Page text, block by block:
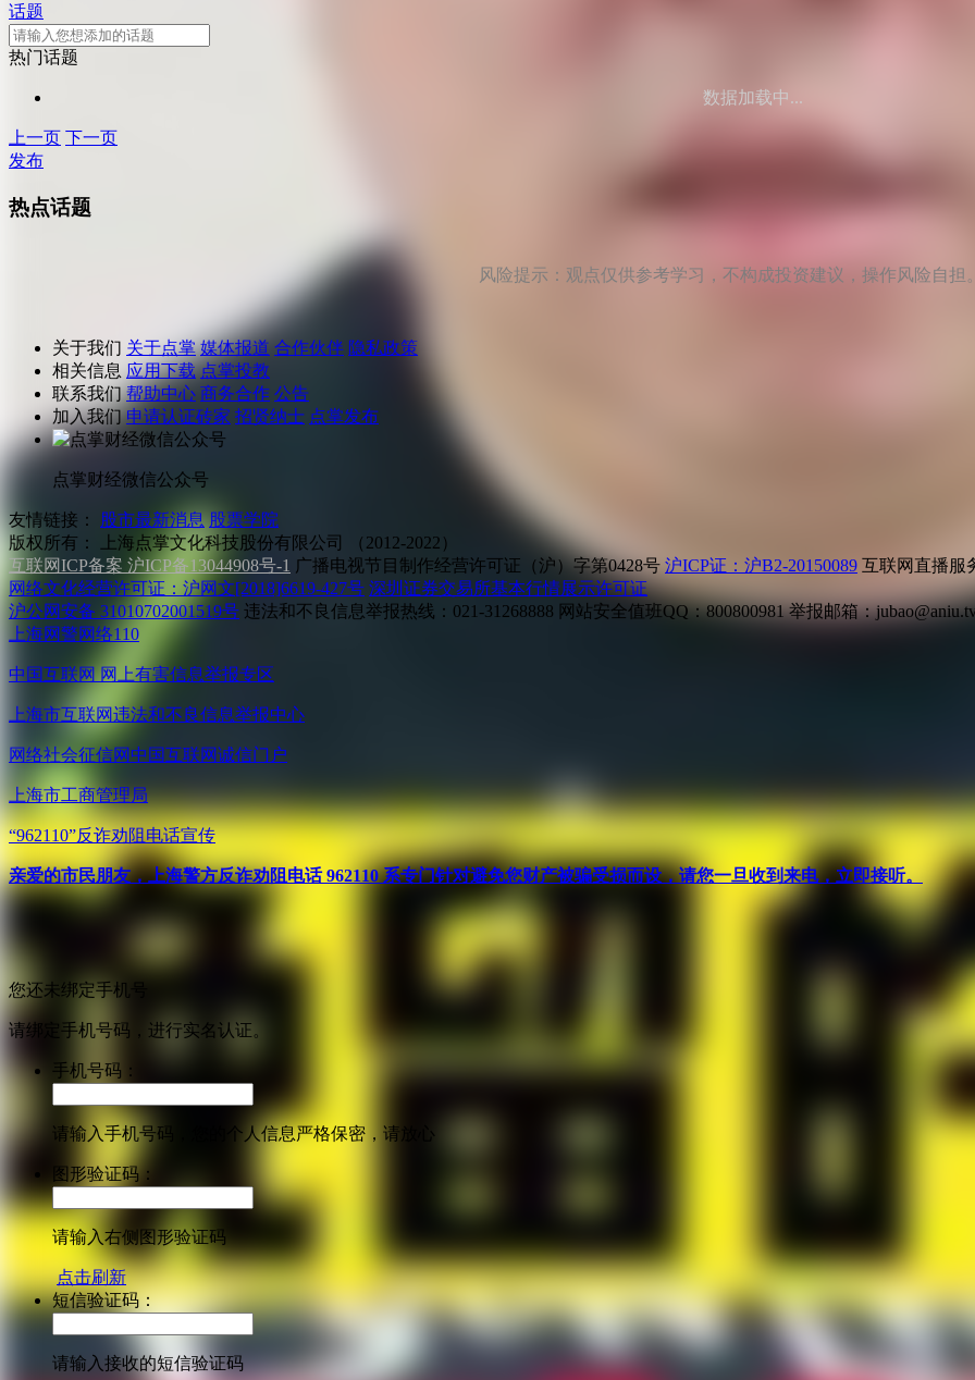
话题
热门话题
数据加载中...
上一页 下一页
发布
热点话题
风险提示：观点仅供参考学习，不构成投资建议，操作风险自担
关于我们 关于点掌 媒体报道 合作伙伴 隐私政策
相关信息 应用下载 点掌投教
联系我们 帮助中心 商务合作 公告
加入我们 申请认证砖家 招贤纳士 点掌发布
点掌财经微信公众号
友情链接： 股市最新消息 股票学院
版权所有：
上海点掌文化科技股份有限公司 （2012-2022）
互联网ICP备案 沪ICP备13044908号-1 广播电视节目制作经营许可证（沪）字第0428号 沪ICP证：沪B2-20150089 互联网直播服
网络文化经营许可证：沪网文[2018]6619-427号 深圳证券交易所基本行情展示许可证
沪公网安备 31010702001519号 违法和不良信息举报热线：021-31268888 网站安全值班QQ：800800981 举报邮箱：
上海网警网络110
中国互联网 网上有害信息举报专区
上海市互联网违法和不良信息举报中心
网络社会征信网 中国互联网诚信门户
上海市工商管理局
“962110”反诈劝阻电话宣传
亲爱的市民朋友，上海警方反诈劝阻电话 962110 系专门针对避免您财产被骗受损而设，请您一旦收到来电，立即接听。
您还未绑定手机号
请绑定手机号码，进行实名认证。
手机号码：
请输入手机号码，您的个人信息严格保密，请放心
图形验证码：
请输入右侧图形验证码
点击刷新
短信验证码：
请输入接收的短信验证码